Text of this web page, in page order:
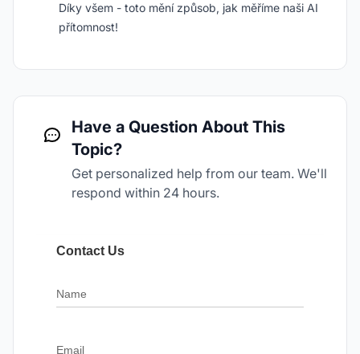
Díky všem - toto mění způsob, jak měříme naši AI
přítomnost!
Have a Question About This
Topic?
Get personalized help from our team. We'll
respond within 24 hours.